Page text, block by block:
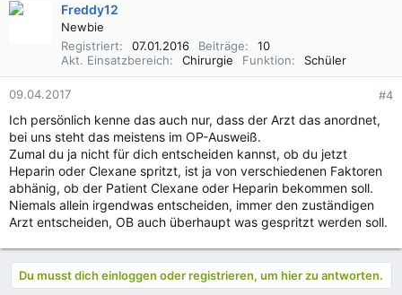
Freddy12
Newbie
Registriert
07.01.2016 Beiträge
10
Akt. Einsatzbereich
Chirurgie Funktion Schüler
09.04.2017 #4
Ich persönlich kenne das auch nur, dass der Arzt das anordnet,
bei uns steht das meistens im OP-Ausweiß.
Zumal du ja nicht für dich entscheiden kannst, ob du jetzt
Heparin oder Clexane spritzt, ist ja von verschiedenen Faktoren
abhänig, ob der Patient Clexane oder Heparin bekommen soll.
Niemals allein irgendwas entscheiden, immer den zuständigen
Arzt entscheiden, OB auch überhaupt was gespritzt werden soll.
Du musst dich einloggen oder registrieren, um hier zu antworten.